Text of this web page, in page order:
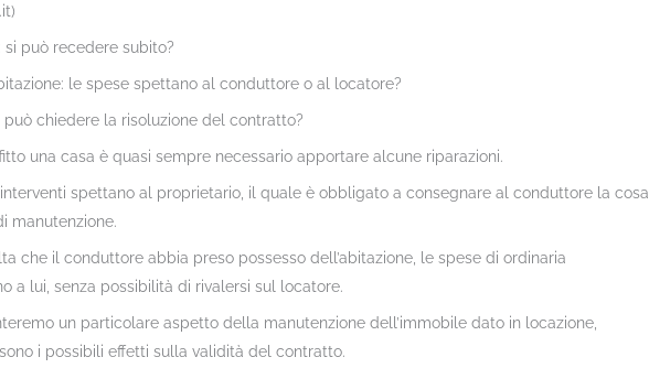
può recedere subito?
le spese spettano al conduttore o al locatore?
può chiedere la risoluzione del contratto?
una casa è quasi sempre necessario apportare alcune riparazioni.
spettano al proprietario, il quale è obbligato a consegnare al conduttore la cosa
manutenzione.
che il conduttore abbia preso possesso dell’abitazione, le spese di ordinaria
a lui, senza possibilità di rivalersi sul locatore.
un particolare aspetto della manutenzione dell’immobile dato in locazione,
i possibili effetti sulla validità del contratto.